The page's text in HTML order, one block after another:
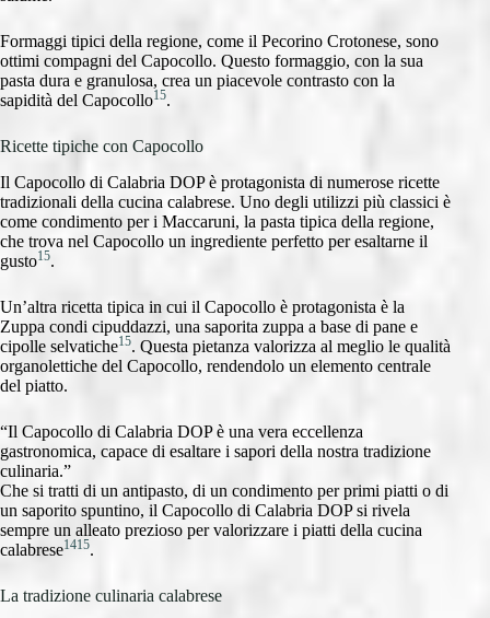
Formaggi tipici della regione, come il Pecorino Crotonese, sono
ottimi compagni del Capocollo. Questo formaggio, con la sua
pasta dura e granulosa, crea un piacevole contrasto con la
sapidità del Capocollo15.
Ricette tipiche con Capocollo
Il Capocollo di Calabria DOP è protagonista di numerose ricette
tradizionali della cucina calabrese. Uno degli utilizzi più classici è
come condimento per i Maccaruni, la pasta tipica della regione,
che trova nel Capocollo un ingrediente perfetto per esaltarne il
gusto15.
Un’altra ricetta tipica in cui il Capocollo è protagonista è la
Zuppa condi cipuddazzi, una saporita zuppa a base di pane e
cipolle selvatiche15. Questa pietanza valorizza al meglio le qualità
organolettiche del Capocollo, rendendolo un elemento centrale
del piatto.
“Il Capocollo di Calabria DOP è una vera eccellenza
gastronomica, capace di esaltare i sapori della nostra tradizione
culinaria.”
Che si tratti di un antipasto, di un condimento per primi piatti o di
un saporito spuntino, il Capocollo di Calabria DOP si rivela
sempre un alleato prezioso per valorizzare i piatti della cucina
calabrese1415.
La tradizione culinaria calabrese